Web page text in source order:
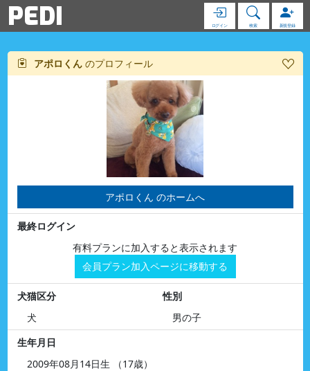
PEDI ログイン 検索 新規登録
アポロくん のプロフィール
アポロくん のホームへ
最終ログイン
有料プランに加入すると表示されます
会員プラン加入ページに移動する
犬猫区分
犬
性別
男の子
生年月日
2009年08月14日生 （17歳）